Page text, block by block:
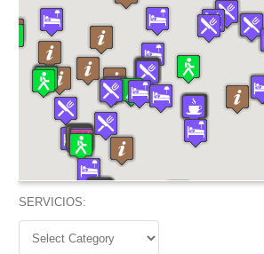
SERVICIOS: